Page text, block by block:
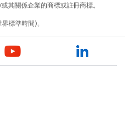
其關係企業的商標或註冊商標。
標準時間)。